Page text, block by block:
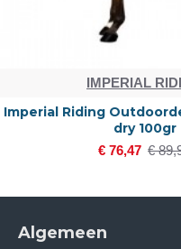
IMPERIAL
Imperial Riding
dry 100gr
€ 76,47 €
Algemeen